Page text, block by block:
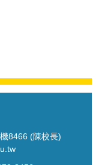
8466 (陳校長)